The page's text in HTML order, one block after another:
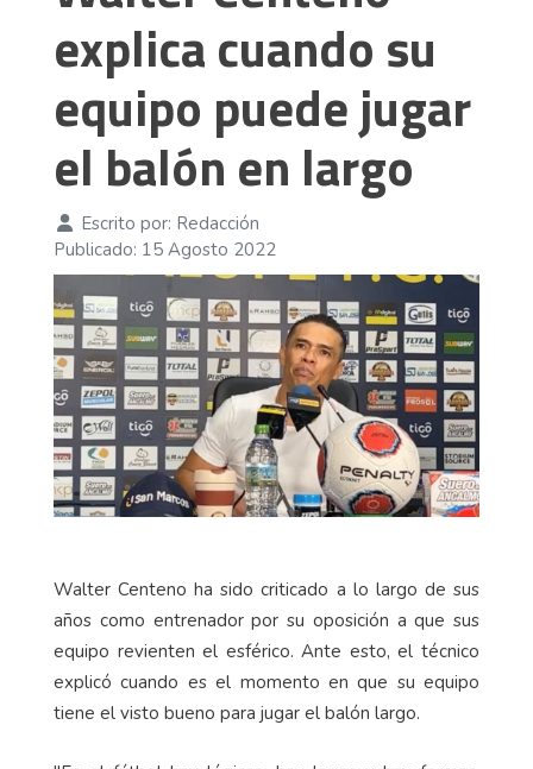
explica cuando su
equipo puede jugar
el balón en largo
Escrito por: Redacción
Publicado: 15 Agosto 2022
Walter Centeno ha sido criticado a lo largo de sus
años como entrenador por su oposición a que sus
equipo revienten el esférico. Ante esto, el técnico
explicó cuando es el momento en que su equipo
tiene el visto bueno para jugar el balón largo.